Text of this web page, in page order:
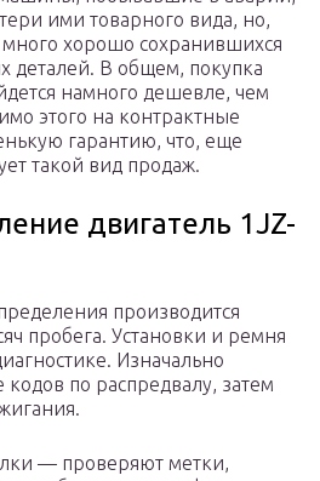
ими товарного вида, но,
хорошо сохранившихся
деталей. В общем, покупка
намного дешевле, чем
этого на контрактные
гарантию, что, еще
такой вид продаж.
двигатель 1JZ-
производится
пробега. Установки и ремня
Изначально
кодов по распредвалу, затем
— проверяют метки,